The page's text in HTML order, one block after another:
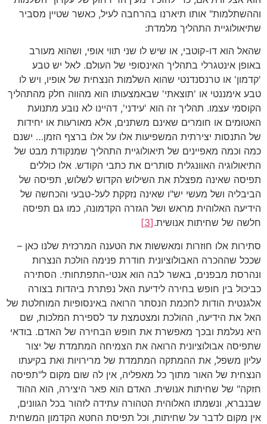
וההשתלמות" אותו תיארנו בהרחבה לעיל, כאשר שטיין מסביר
שתיאולוגיית התהליך מלמדת:
שהאל הוא דו-קוטבי, או שיש לו שני תווי אופי, ושהוא מעורב
באופן אינטגרלי בתהליך האינסופי של העולם. לאל יש טבע
'קדמון' או טרנסנדנטי שהוא השלמות הנצחית של אופיו, ויש לו
טבע אימננטי או 'תוצאתי' שבאמצעותו הוא מהווה חלק מהתהליך
הקוסמי עצמו. תהליך זה הוא 'עידני', דהיינו לא נובע מתנועת
האטומים או חומרים שאינם משתנים, אלא מאורעות או יחידות
של התנסות יצירתית המשפיעות אלו על אלו ברצף הזמן… ישנם
כמה וכמה מאפיינים של תיאולוגיית התהליך שמנקודת מבט של
התיאולוגיה האוונגלית סותרים את כתבי הקודש. אלו כוללים
תפיסה שאינה מפצלת את השילוש הקדוש לשלוש, תפיסה של
הביבליה ושל מעשי יש"ו שאינה נזקקת לעל-טבעי והכחשה של
הידיעה האלוהית מראש ושל הגזרה הקדמונה, כמו גם תפיסה
חלשה של שחיתות אנושית.[3]
סתירות אלו חוזרות ומאששות את הטענה המרכזית שלנו כאן –
שככל שההכרה האבולוציונית חודרת פנימה הולכת הנצרות
ונהרסת מבפנים, באשר לבה הוא אנטי-התפתחותי. הסתירה
כביכול בין חופש בחירה לידיעת האל נפתרת ביהדות בצורה
אלגנטית הודות לחכמת הנסתר הרואה באינסופיות המוחלטת של
האל את הידיעה, ההולכת ומצטמצת עד לספירת המלכות, שם
היא נעלמת ובכך מאפשרת את חופש הבחירה של האדם. בודאי
שתפיסה אבולוציונית הרואה את הצמיחה המתמדת של יצור
עליון משפל, את ההמתקה המתמדת של מרירויות ואת בקיעתו
הנצחית של האור מתוך כל מאפליה, אין לה שום מקום ל"תפיסה
חזקה" של שחיתות אנושית. האדם הוא פאר היצירה, הוא ההוד
שבנברא, ונשמתו האלוהית הטהורה עתידה לזהור בכל הגוונים,
אין מקום לדבר על שחיתות, וכל תפיסת החטא הקדמון המשחית